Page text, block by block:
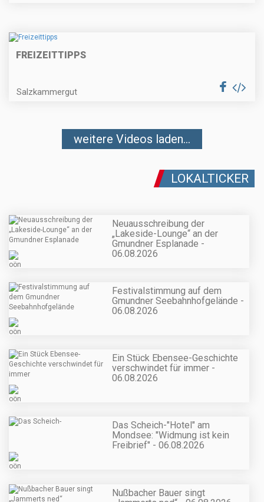
FREIZEITTIPPS
Salzkammergut
weitere Videos laden...
LOKALTICKER
Neuausschreibung der
„Lakeside-Lounge“ an der
Gmundner Esplanade -
06.08.2026
Festivalstimmung auf dem
Gmundner Seebahnhofgelände -
06.08.2026
Ein Stück Ebensee-Geschichte
verschwindet für immer -
06.08.2026
Das Scheich-"Hotel" am
Mondsee: "Widmung ist kein
Freibrief" - 06.08.2026
Nußbacher Bauer singt